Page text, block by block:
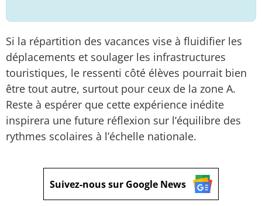
Si la répartition des vacances vise à fluidifier les
déplacements et soulager les infrastructures
touristiques, le ressenti côté élèves pourrait bien
être tout autre, surtout pour ceux de la zone A.
Reste à espérer que cette expérience inédite
inspirera une future réflexion sur l’équilibre des
rythmes scolaires à l’échelle nationale.
Suivez-nous sur Google News